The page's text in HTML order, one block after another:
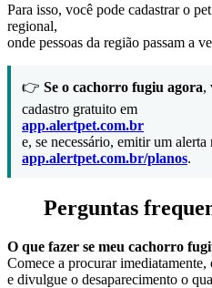
Para isso, você pode cadastrar o
regional,
onde pessoas da região passam a
👉 Se o cachorro fugiu agora,
cadastro gratuito em
app.alertpet.com.br
e, se necessário, emitir um alerta
app.alertpet.com.br/planos.
Perguntas
O que fazer se meu cachorro
Comece a procurar imediatamente,
e divulgue o desaparecimento o